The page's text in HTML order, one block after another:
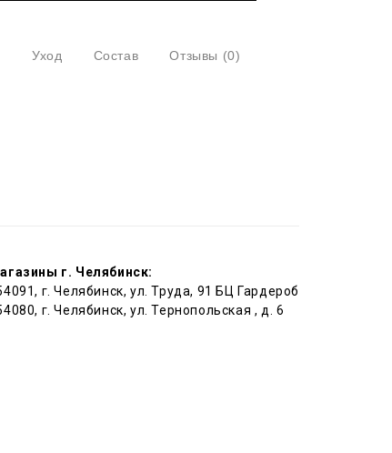
Уход Состав Отзывы (0)
г. Челябинск:
г. Челябинск, ул. Труда, 91 БЦ Гардероб
г. Челябинск, ул. Тернопольская , д. 6